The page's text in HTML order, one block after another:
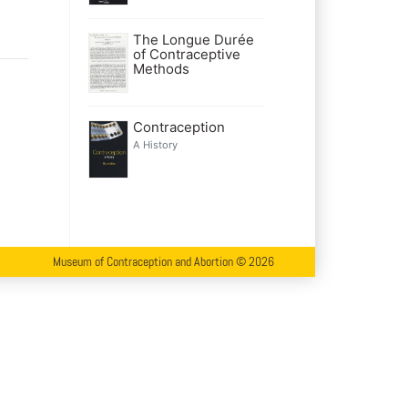
The Longue Durée
of Contraceptive
Methods
Contraception
A History
Museum of Contraception and Abortion © 2026